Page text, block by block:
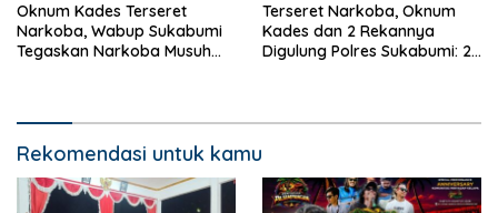
Oknum Kades Terseret
Narkoba, Wabup Sukabumi
Tegaskan Narkoba Musuh
Terseret Narkoba, Oknum
Kades dan 2 Rekannya
Digulung Polres Sukabumi: 28
Rekomendasi untuk kamu